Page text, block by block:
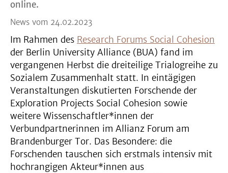
online.
News vom 24.02.2023
Im Rahmen des Research Forums Social Cohesion
der Berlin University Alliance (BUA) fand im
vergangenen Herbst die dreiteilige Trialogreihe zu
Sozialem Zusammenhalt statt. In eintägigen
Veranstaltungen diskutierten Forschende der
Exploration Projects Social Cohesion sowie
weitere Wissenschaftler*innen der
Verbundpartnerinnen im Allianz Forum am
Brandenburger Tor. Das Besondere: die
Forschenden tauschen sich erstmals intensiv mit
hochrangigen Akteur*innen aus